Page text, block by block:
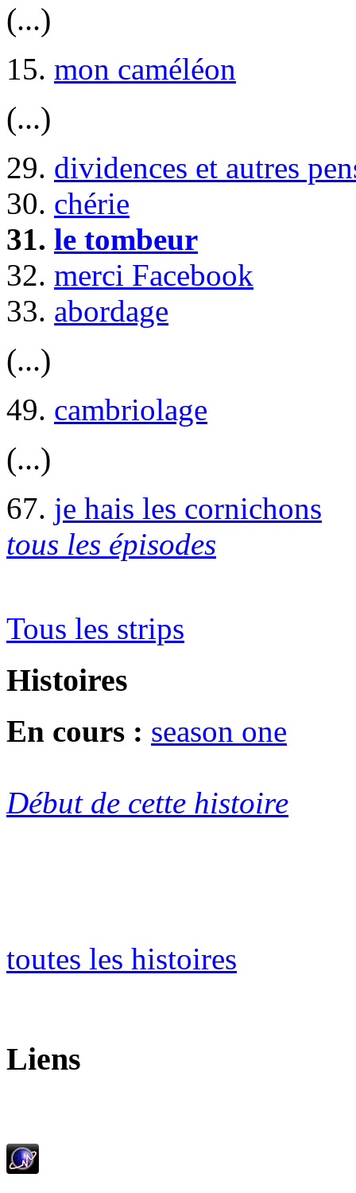
(...)
15. mon caméléon
(...)
29. dividences et autres
30. chérie
31. le tombeur
32. merci Facebook
33. abordage
(...)
49. cambriolage
(...)
67. je hais les cornichons
tous les épisodes
Tous les strips
Histoires
En cours : season one
Début de cette histoire
toutes les histoires
Liens